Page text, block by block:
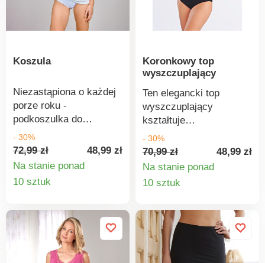
składania zamówienia
należy podać rozmiar.
Koszula
Niezastąpiona o każdej
porze roku -
podkoszulka do
noszenia również jako
top pod kardigan lub
marynarkę. Wykonana z
nieprzezroczystej
organicznej z
zaokrąglonym dekoltem
i szerokimi ramiączkami
- idealnie zakrywa
- 30%
72,99 zł
48,99 zł
Na stanie ponad
10 sztuk
Koronkowy top
wyszczuplający
Ten elegancki top
wyszczuplający
kształtuje
zrównoważoną sylwetkę
i ukrywa to, co
potrzebne. Lekko
marszczony obszar
biustu z szerokimi
ramiączkami
wyczarowuje ładny
dekolt i rozjaśnia
ramiona.
- 30%
70,99 zł
48,99 zł
Na stanie ponad
10 sztuk